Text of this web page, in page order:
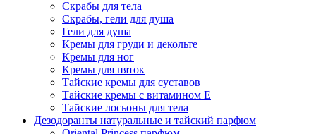
Скрабы для тела
Скрабы, гели для душа
Гели для душа
Кремы для груди и декольте
Кремы для ног
Кремы для пяток
Тайские кремы для суставов
Тайские кремы с витамином Е
Тайские лосьоны для тела
Дезодоранты натуральные и тайский парфюм